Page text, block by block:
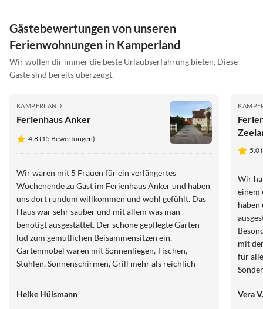
Gästebewertungen von unseren
Ferienwohnungen in Kamperland
Wir wollen dir immer die beste Urlaubserfahrung bieten. Diese
Gäste sind bereits überzeugt.
KAMPERLAND
Ferienhaus Anker
4.8 (15 Bewertungen)
Wir waren mit 5 Frauen für ein verlängertes
Wochenende zu Gast im Ferienhaus Anker und haben
uns dort rundum willkommen und wohl gefühlt. Das
Haus war sehr sauber und mit allem was man
benötigt ausgestattet. Der schöne gepflegte Garten
lud zum gemütlichen Beisammensitzen ein.
Gartenmöbel waren mit Sonnenliegen, Tischen,
Stühlen, Sonnenschirmen, Grill mehr als reichlich
schön angelegten und äußerst gepflegten Ferienpark
Heike Hülsmann
5.0
Wir
einem
mit
für
Vera